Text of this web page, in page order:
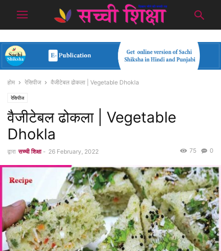
होम रेसिपीज वैजीटेबल ढोकला | Vegetable Dhokla
रेसिपीज
वैजीटेबल ढोकला | Vegetable
Dhokla
द्वारा सच्ची शिक्षा - 26 February, 2022 0
75